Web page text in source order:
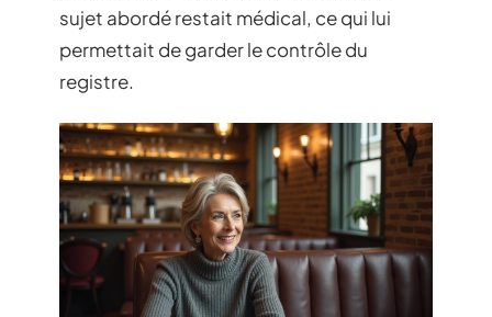
sujet abordé restait médical, ce qui lui
permettait de garder le contrôle du
registre.